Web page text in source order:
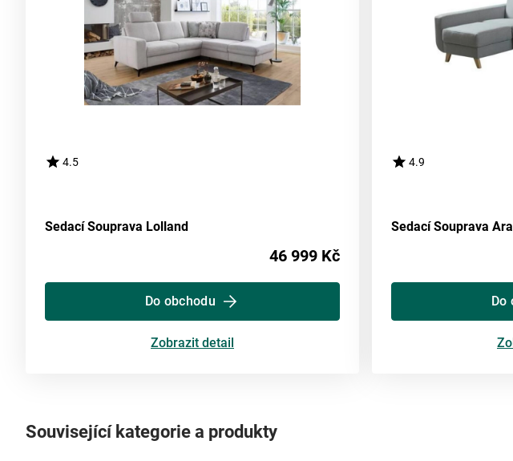
4.5
Sedací Souprava Lolland
46 999 Kč
Do obchodu
Zobrazit detail
4.9
Sedací Souprava
Do
Související kategorie a produkty